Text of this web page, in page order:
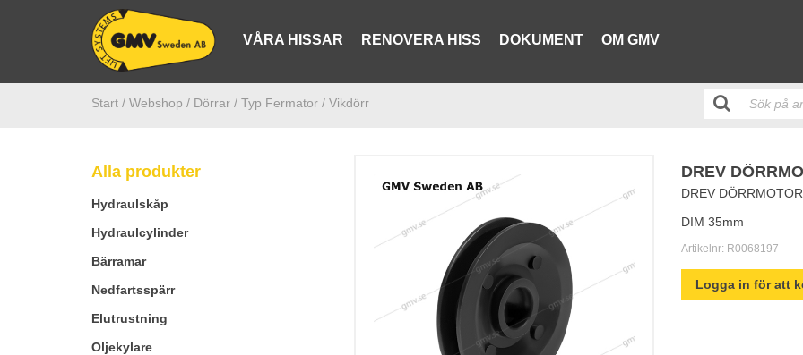
VÅRA HISSAR RENOVERA HISS DOKUMENT OM GMV
Start / Webshop / Dörrar / Typ Fermator / Vikdörr
Alla produkter
Hydraulskåp
Hydraulcylinder
Bärramar
Nedfartsspärr
Elutrustning
Oljekylare
DREV
DREV
DIM 35mm
Artikelnr: R0068197
Logga in för att